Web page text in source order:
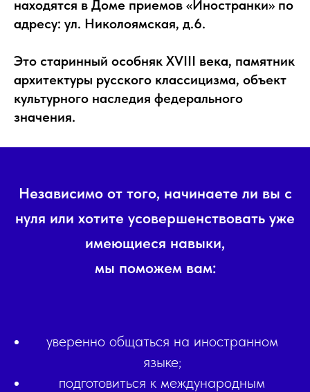
находятся в Доме приемов «Иностранки» по
адресу: ул. Николоямская, д.6.
Это старинный особняк XVIII века, памятник
архитектуры русского классицизма, объект
культурного наследия федерального
значения.
Независимо от того, начинаете ли вы с
нуля или хотите усовершенствовать уже
имеющиеся навыки,
мы поможем вам:
уверенно общаться на иностранном
языке;
подготовиться к международным